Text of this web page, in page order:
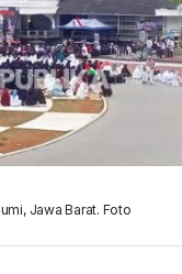
Jawa Barat. Foto